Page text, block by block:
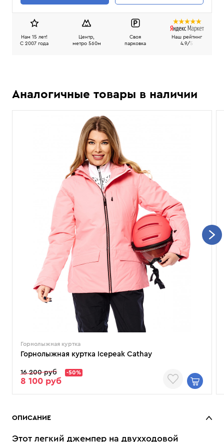
Нам 15 лет!
C 2007 года
Центр,
метро 560м
Своя
парковка
Наш рейтинг
4.9/5
Аналогичные товары в наличии
Горнолыжная куртка
Горнолыжная куртка Icepeak Cathay
16 200 руб -50%
8 100 руб
ОПИСАНИЕ
Этот легкий джемпер на двухходовой